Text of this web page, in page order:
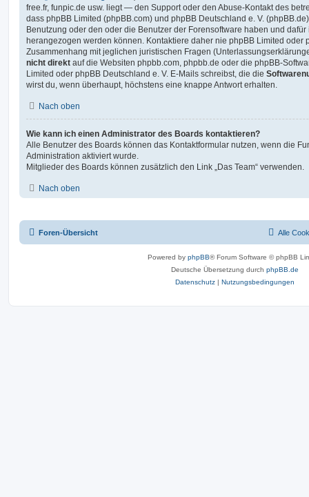
free.fr, funpic.de usw. liegt — den Support oder den Abuse-Kontakt des
dass phpBB Limited (phpBB.com) und phpBB Deutschland e. V.
Benutzung oder den oder die Benutzer der Forensoftware haben und
herangezogen werden können. Kontaktiere daher nie phpBB Limited oder
Zusammenhang mit jeglichen juristischen Fragen
nicht direkt auf die Websiten phpbb.com, phpbb.de oder die phpBB-
Limited oder phpBB Deutschland e. V. E-Mails schreibst, die die
wirst du, wenn überhaupt, höchstens eine knappe Antwort erhalten.
Nach oben
Wie kann ich einen Administrator des Boards kontaktieren?
Alle Benutzer des Boards können das Kontaktformular nutzen, wenn die
Administration aktiviert wurde.
Mitglieder des Boards können zusätzlich den Link „Das Team“ verwenden.
Nach oben
Foren-Übersicht Alle
Powered by phpBB® Forum Software © phpBB
Deutsche Übersetzung durch phpBB.de
Datenschutz | Nutzungsbedingungen